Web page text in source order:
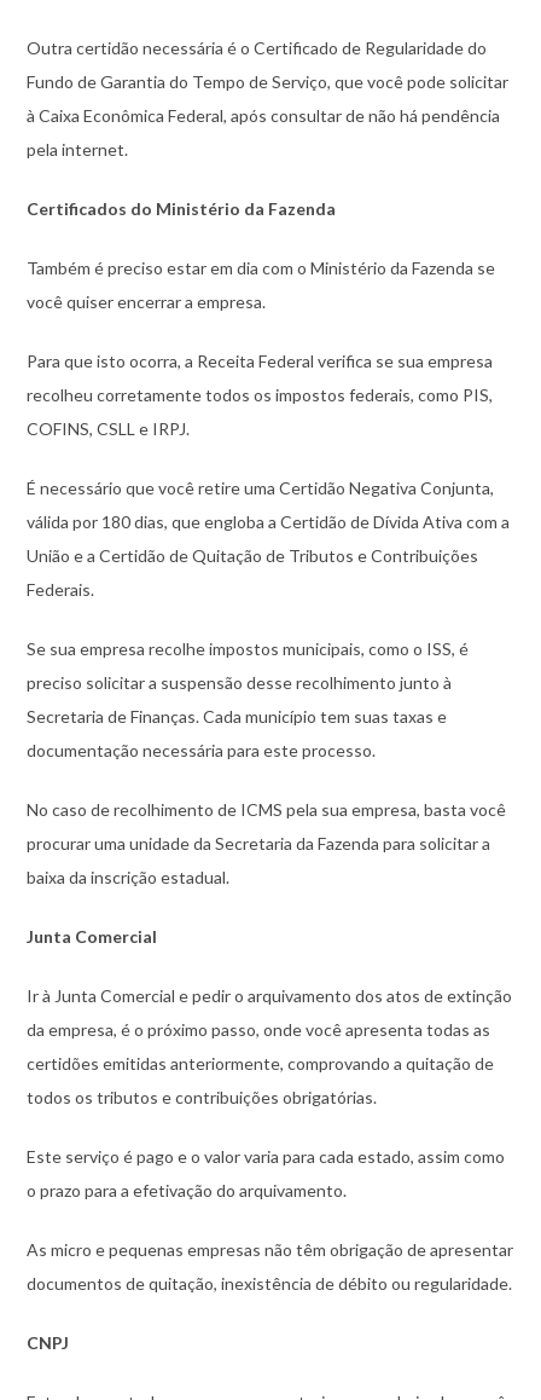
Outra certidão necessária é o Certificado de Regularidade do
Fundo de Garantia do Tempo de Serviço, que você pode solicitar
à Caixa Econômica Federal, após consultar de não há pendência
pela internet.
Certificados do Ministério da Fazenda
Também é preciso estar em dia com o Ministério da Fazenda se
você quiser encerrar a empresa.
Para que isto ocorra, a Receita Federal verifica se sua empresa
recolheu corretamente todos os impostos federais, como PIS,
COFINS, CSLL e IRPJ.
É necessário que você retire uma Certidão Negativa Conjunta,
válida por 180 dias, que engloba a Certidão de Dívida Ativa com a
União e a Certidão de Quitação de Tributos e Contribuições
Federais.
Se sua empresa recolhe impostos municipais, como o ISS, é
preciso solicitar a suspensão desse recolhimento junto à
Secretaria de Finanças. Cada município tem suas taxas e
documentação necessária para este processo.
No caso de recolhimento de ICMS pela sua empresa, basta você
procurar uma unidade da Secretaria da Fazenda para solicitar a
baixa da inscrição estadual.
Junta Comercial
Ir à Junta Comercial e pedir o arquivamento dos atos de extinção
da empresa, é o próximo passo, onde você apresenta todas as
certidões emitidas anteriormente, comprovando a quitação de
todos os tributos e contribuições obrigatórias.
Este serviço é pago e o valor varia para cada estado, assim como
o prazo para a efetivação do arquivamento.
As micro e pequenas empresas não têm obrigação de apresentar
documentos de quitação, inexistência de débito ou regularidade.
CNPJ